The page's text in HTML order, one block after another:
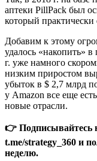
аптеки PillPack был
который практически
Добавим к этому
удалось «накопить»
г. уже намного
низким приростом
убыток в $ 2,7 млрд
у Amazon все еще
новые отрасли.
👉 Подписывайтесь
t.me/strategy_360 и
неделю.